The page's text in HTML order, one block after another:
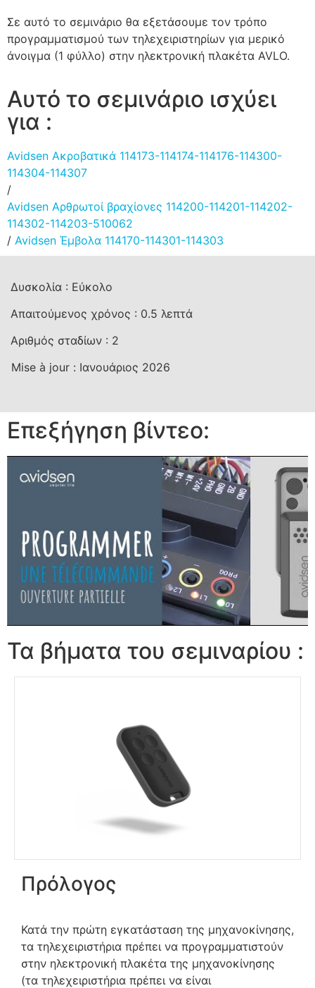
Σε αυτό το σεμινάριο θα εξετάσουμε τον τρόπο
προγραμματισμού των τηλεχειριστηρίων για μερικό
άνοιγμα (1 φύλλο) στην ηλεκτρονική πλακέτα AVLO.
Αυτό το σεμινάριο ισχύει
για :
Avidsen Ακροβατικά 114173-114174-114176-114300-
114304-114307
/
Avidsen Αρθρωτοί βραχίονες 114200-114201-114202-
114302-114203-510062
/ Avidsen Έμβολα 114170-114301-114303
Δυσκολία : Εύκολο
Απαιτούμενος χρόνος : 0.5 λεπτά
Αριθμός σταδίων : 2
Mise à jour : Ιανουάριος 2026
Επεξήγηση βίντεο:
Τα βήματα του σεμιναρίου :
Πρόλογος
Κατά την πρώτη εγκατάσταση της μηχανοκίνησης,
τα τηλεχειριστήρια πρέπει να προγραμματιστούν
στην ηλεκτρονική πλακέτα της μηχανοκίνησης
(τα τηλεχειριστήρια πρέπει να είναι